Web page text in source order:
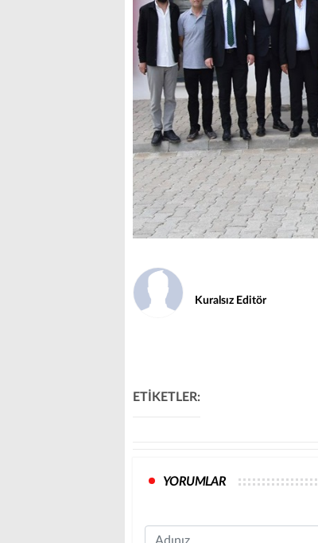
Kuralsız Editör
ETİKETLER:
YORUMLAR
Name